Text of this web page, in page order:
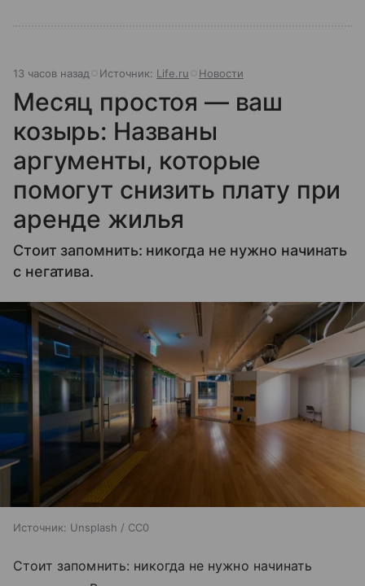
13 часов назад Источник: Life.ru Новости
Месяц простоя — ваш
козырь: Названы
аргументы, которые
помогут снизить плату при
аренде жилья
Стоит запомнить: никогда не нужно начинать
с негатива.
Источник: Unsplash / CC0
Стоит запомнить: никогда не нужно начинать